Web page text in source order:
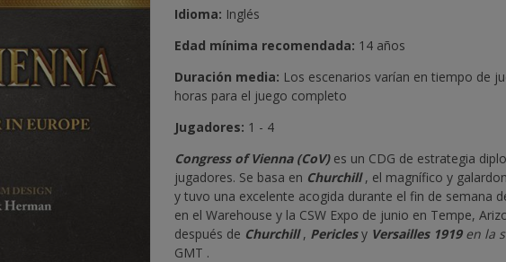
Idioma: Inglés
Edad mínima recomendada: 14 años
Duración media: Los escenarios varían en tiempo de
horas para el juego completo
Jugadores: 1 - 4
Congress of Vienna (CoV)es un CDG de estrategia
jugadores. Se basa en Churchill, el magnífico y
y tuvo una excelente acogida durante el fin de semana
en el Warehouse y la CSW Expo de junio en Tempe,
después de Churchill, Periclesy Versailles 1919en la
GMT .